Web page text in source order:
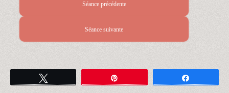
Séance précédente
Séance suivante